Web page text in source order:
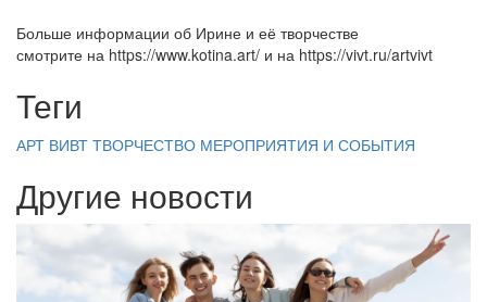
Больше информации об Ирине и её творчестве
смотрите на https://www.kotina.art/ и на https://vivt.ru/artvivt
Теги
АРТ ВИВТ ТВОРЧЕСТВО МЕРОПРИЯТИЯ И СОБЫТИЯ
Другие новости